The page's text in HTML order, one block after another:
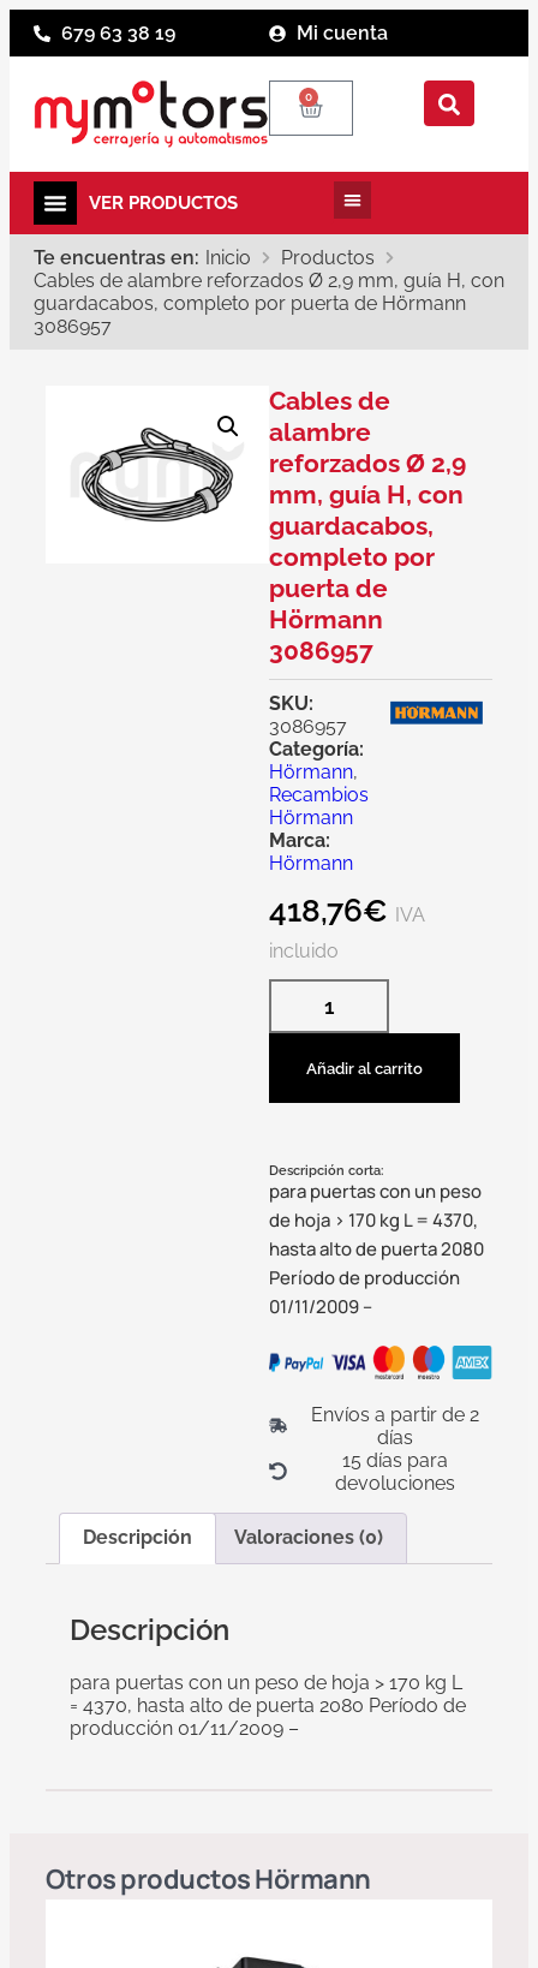
679 63 38 19 Mi cuenta
0
Te encuentras en: Inicio
Productos
Cables de alambre reforzados Ø 2,9 mm, guía H, con
guardacabos, completo por puerta de Hörmann
3086957
Cables de
alambre
reforzados Ø 2,9
mm, guía H, con
guardacabos,
completo por
puerta de
Hörmann
3086957
SKU:
3086957
Categoría:
Hörmann,
Recambios
Hörmann
Marca:
Hörmann
418,76€ IVA
incluido
Añadir al carrito
Descripción corta:
para puertas con un peso
de hoja > 170 kg L = 4370,
hasta alto de puerta 2080
Período de producción
01/11/2009 –
Envíos a partir de 2
días
15 días para
devoluciones
Descripción Valoraciones (0)
Descripción
para puertas con un peso de hoja > 170 kg L
= 4370, hasta alto de puerta 2080 Período de
producción 01/11/2009 –
Otros productosHörmann